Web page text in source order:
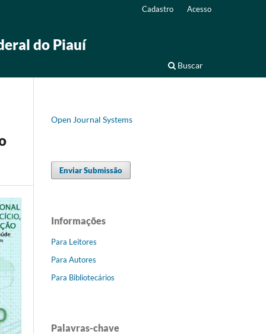
do Piauí
Buscar
Cadastro Acesso
Open Journal Systems
Enviar Submissão
Informações
Para Leitores
Para Autores
Para Bibliotecários
Palavras-chave